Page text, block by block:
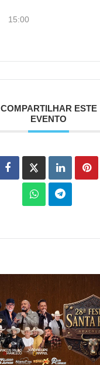
15:00
COMPARTILHAR ESTE
EVENTO